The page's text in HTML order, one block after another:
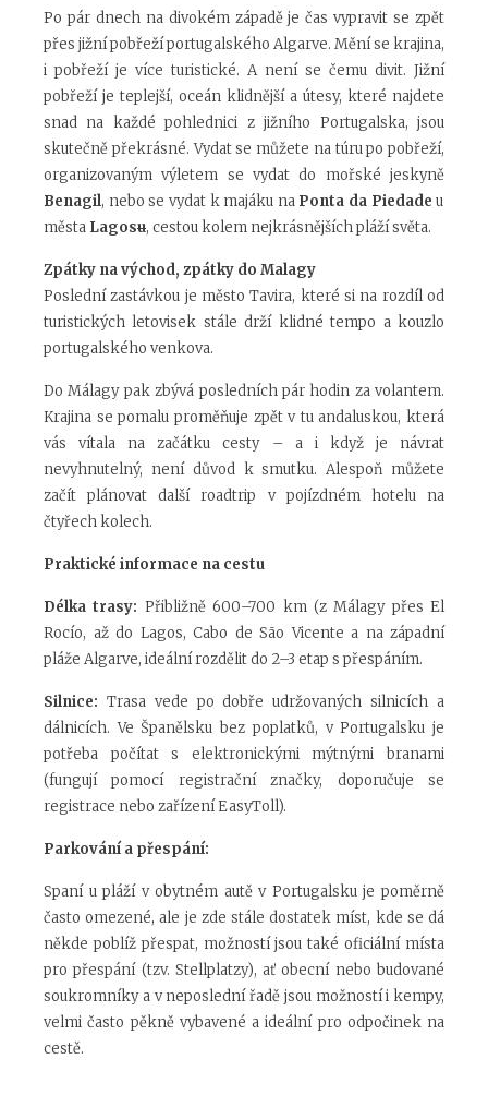
Po pár dnech na divokém západě je čas vypravit se zpět
přes jižní pobřeží portugalského Algarve. Mění se krajina,
i pobřeží je více turistické. A není se čemu divit. Jižní
pobřeží je teplejší, oceán klidnější a útesy, které najdete
snad na každé pohlednici z jižního Portugalska, jsou
skutečně překrásné. Vydat se můžete na túru po pobřeží,
organizovaným výletem se vydat do mořské jeskyně
Benagil, nebo se vydat k majáku na Ponta da Piedade u
města Lagosu, cestou kolem nejkrásnějších pláží světa.
Zpátky na východ, zpátky do Malagy
Poslední zastávkou je město Tavira, které si na rozdíl od
turistických letovisek stále drží klidné tempo a kouzlo
portugalského venkova.
Do Málagy pak zbývá posledních pár hodin za volantem.
Krajina se pomalu proměňuje zpět v tu andaluskou, která
vás vítala na začátku cesty – a i když je návrat
nevyhnutelný, není důvod k smutku. Alespoň můžete
začít plánovat další roadtrip v pojízdném hotelu na
čtyřech kolech.
Praktické informace na cestu
Délka trasy: Přibližně 600–700 km (z Málagy přes El
Rocío, až do Lagos, Cabo de São Vicente a na západní
pláže Algarve, ideální rozdělit do 2–3 etap s přespáním.
Silnice: Trasa vede po dobře udržovaných silnicích a
dálnicích. Ve Španělsku bez poplatků, v Portugalsku je
potřeba počítat s elektronickými mýtnými branami
(fungují pomocí registrační značky, doporučuje se
registrace nebo zařízení EasyToll).
Parkování a přespání:
Spaní u pláží v obytném autě v Portugalsku je poměrně
často omezené, ale je zde stále dostatek míst, kde se dá
někde poblíž přespat, možností jsou také oficiální místa
pro přespání (tzv. Stellplatzy), ať obecní nebo budované
soukromníky a v neposlední řadě jsou možností i kempy,
velmi často pěkně vybavené a ideální pro odpočinek na
cestě.